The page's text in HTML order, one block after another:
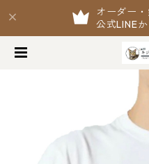
オーダー
公式LINE